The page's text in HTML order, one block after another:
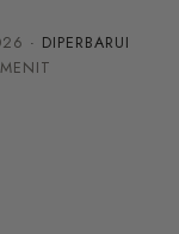
· DIPERBARUI